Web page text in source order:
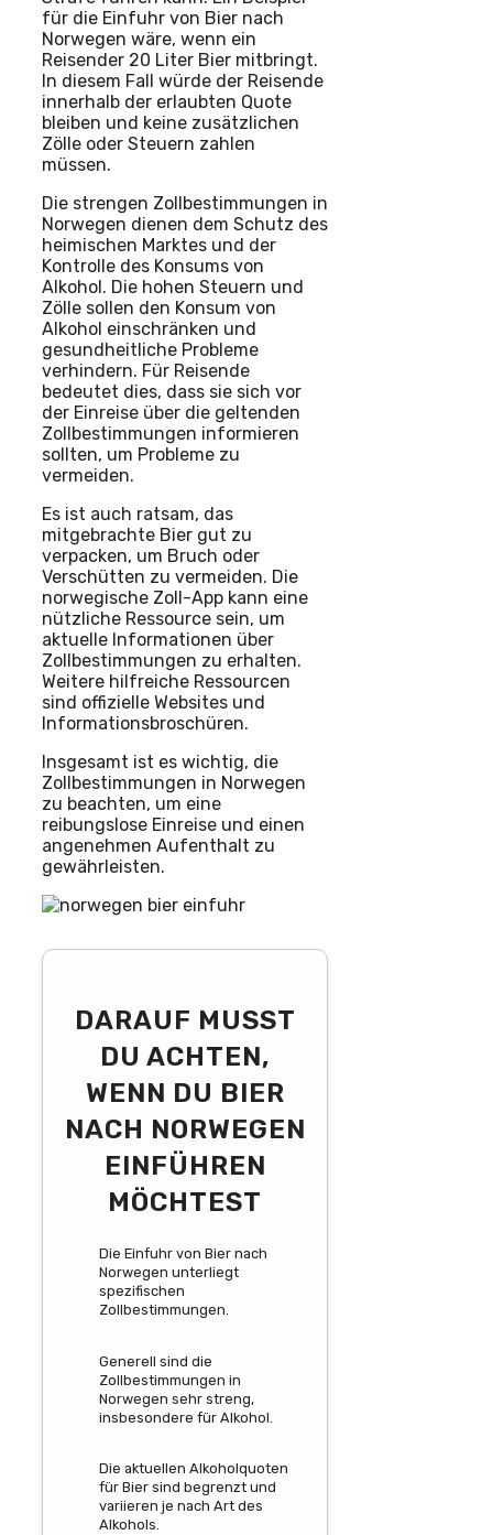
für die Einfuhr von Bier nach
Norwegen wäre, wenn ein
Reisender 20 Liter Bier mitbringt.
In diesem Fall würde der Reisende
innerhalb der erlaubten Quote
bleiben und keine zusätzlichen
Zölle oder Steuern zahlen
müssen.
Die strengen Zollbestimmungen in
Norwegen dienen dem Schutz des
heimischen Marktes und der
Kontrolle des Konsums von
Alkohol. Die hohen Steuern und
Zölle sollen den Konsum von
Alkohol einschränken und
gesundheitliche Probleme
verhindern. Für Reisende
bedeutet dies, dass sie sich vor
der Einreise über die geltenden
Zollbestimmungen informieren
sollten, um Probleme zu
vermeiden.
Es ist auch ratsam, das
mitgebrachte Bier gut zu
verpacken, um Bruch oder
Verschütten zu vermeiden. Die
norwegische Zoll-App kann eine
nützliche Ressource sein, um
aktuelle Informationen über
Zollbestimmungen zu erhalten.
Weitere hilfreiche Ressourcen
sind offizielle Websites und
Informationsbroschüren.
Insgesamt ist es wichtig, die
Zollbestimmungen in Norwegen
zu beachten, um eine
reibungslose Einreise und einen
angenehmen Aufenthalt zu
gewährleisten.
DARAUF MUSST
DU ACHTEN,
WENN DU BIER
NACH NORWEGEN
EINFÜHREN
MÖCHTEST
Die Einfuhr von Bier nach
Norwegen unterliegt
spezifischen
Zollbestimmungen.
Generell sind die
Zollbestimmungen in
Norwegen sehr streng,
insbesondere für Alkohol.
Die aktuellen Alkoholquoten
für Bier sind begrenzt und
variieren je nach Art des
Alkohols.